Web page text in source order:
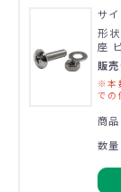
サ
形
座
販
※本
での
商
数量